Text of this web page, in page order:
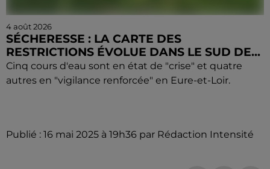
4 août 2026
SÉCHERESSE : LA CARTE DES
RESTRICTIONS ÉVOLUE DANS LE SUD DE...
Cinq cours d'eau sont en état de "crise" et quatre
autres en "vigilance renforcée" en Eure-et-Loir.
Publié : 16 mai 2025 à 19h36 par Rédaction Intensité